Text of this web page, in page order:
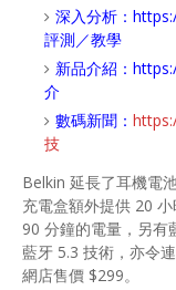
深入分析：
評測／教學
新品介紹：
介
數碼新聞：
技
Belkin 延長了耳機電
充電盒額外提供 20
90 分鐘的電量，另有
藍牙 5.3 技術，亦令
網店售價 $299。